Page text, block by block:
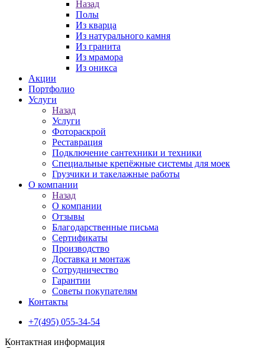
Назад
Полы
Из кварца
Из натурального камня
Из гранита
Из мрамора
Из оникса
Акции
Портфолио
Услуги
Назад
Услуги
Фотораскрой
Реставрация
Подключение сантехники и техники
Специальные крепёжные системы для моек
Грузчики и такелажные работы
О компании
Назад
О компании
Отзывы
Благодарственные письма
Сертификаты
Производство
Доставка и монтаж
Сотрудничество
Гарантии
Советы покупателям
Контакты
+7(495) 055-34-54
Контактная информация